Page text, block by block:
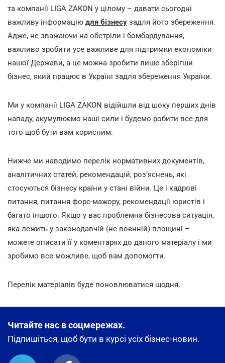
та компанії LIGA ZAKON у цілому – давати сьогодні
важливу інформацію для бізнесу задля його збереження.
Адже, не зважаючи на обстріли і бомбардування,
важливо зробити усе важливе для підтримки економіки
нашої Держави, а це можна зробити лише зберігши
бізнес, який працює в Україні задля збереження України.
Ми у компанії LIGA ZAKON відійшли від шоку перших днів
нападу, акумулюємо наші сили і будемо робити все для
того щоб бути вам корисним.
Нижче ми наводимо перелік нормативних документів,
аналітичних статей, рекомендацій, роз’яснень, які
стосуються бізнесу країни у стані війни. Це і кадрові
питання, питання форс-мажору, рекомендації юристів і
багато іншого. Якщо у вас проблемна бізнесова ситуація,
яка лежить у законодавчій (не воєнній) площині –
можете описати її у коментарях до даного матеріалу і ми
зробимо все можливе, щоб вам допомогти.
Перелік матеріалів буде поновлюватися щодня.
Читайте нас в соцмережах.
Підпишіться, щоб бути в курсі усіх бізнес-новин.